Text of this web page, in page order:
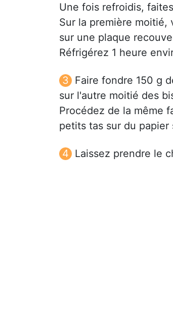
Une fois refroidis,
Sur la première
sur une plaque
Réfrigérez 1 heure
Faire fondre 150 g
sur l'autre moitié des
Procédez de la même
petits tas sur du papier
Laissez prendre le